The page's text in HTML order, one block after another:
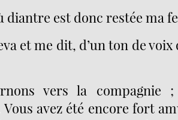
diantre est donc restée ma
et me dit, d’un ton de
vers la compagnie
Vous avez été encore fort